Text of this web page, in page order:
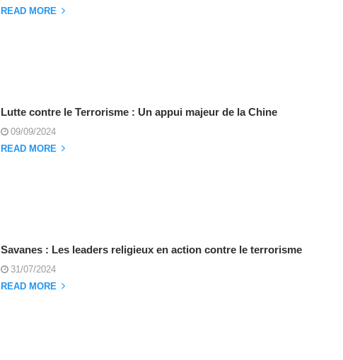
READ MORE
Lutte contre le Terrorisme : Un appui majeur de la Chine
09/09/2024
READ MORE
Savanes : Les leaders religieux en action contre le terrorisme
31/07/2024
READ MORE